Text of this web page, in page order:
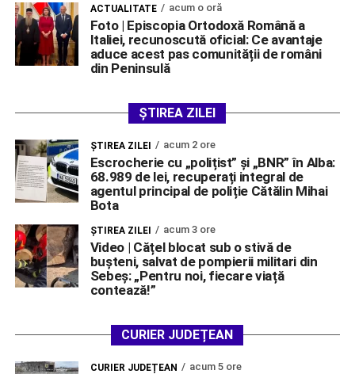
ACTUALITATE acum o oră
Foto | Episcopia Ortodoxă Română a
Italiei, recunoscută oficial: Ce avantaje
aduce acest pas comunității de români
din Peninsulă
ȘTIREA ZILEI
ŞTIREA ZILEI acum 2 ore
Escrocherie cu „polițist” și „BNR” în Alba:
68.989 de lei, recuperați integral de
agentul principal de poliție Cătălin Mihai
Bota
ŞTIREA ZILEI acum 3 ore
Video | Cățel blocat sub o stivă de
bușteni, salvat de pompierii militari din
Sebeș: „Pentru noi, fiecare viață
contează!”
CURIER JUDEȚEAN
CURIER JUDEȚEAN acum 5 ore